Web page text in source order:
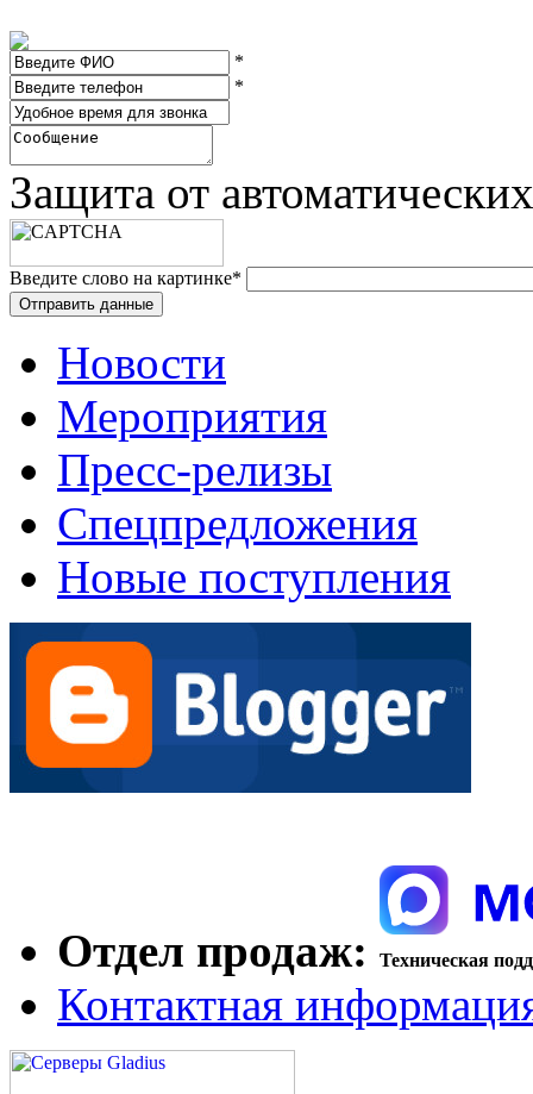
*
*
Защита от
Введите слово на картинке*
Новости
Мероприятия
Пресс-релизы
Спецпредложения
Новые поступления
Отдел продаж: Техническая
Контактная